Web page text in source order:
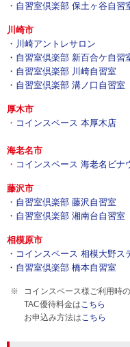
・ 自習室倶楽部 保土ヶ谷自習
川崎市
・ 川崎アントレサロン
・ 自習室倶楽部 新百合ケ自習
・ 自習室倶楽部 川崎自習室
・ 自習室倶楽部 溝ノ口自習室
厚木市
・ コインスペース 本厚木店
海老名市
・ コインスペース 海老名ビナ
藤沢市
・ 自習室倶楽部 藤沢自習室
・ 自習室倶楽部 湘南台自習室
相模原市
・ コインスペース 相模大野
・ 自習室倶楽部 橋本自習室
コインスペース様ご利用時
TAC優待料金はこちら
お申込み方法はこちら